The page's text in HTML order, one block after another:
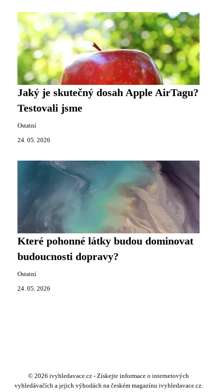
Jaký je skutečný dosah Apple AirTagu?
Testovali jsme
Ostatní
24. 05. 2026
Které pohonné látky budou dominovat
budoucnosti dopravy?
Ostatní
24. 05. 2026
© 2026 ivyhledavace.cz - Získejte informace o internetových
vyhledávačích a jejich výhodách na českém magazínu ivyhledavace.cz.